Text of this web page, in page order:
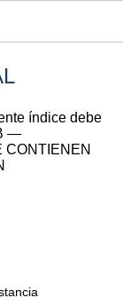
índice debe
—
CONTIENEN